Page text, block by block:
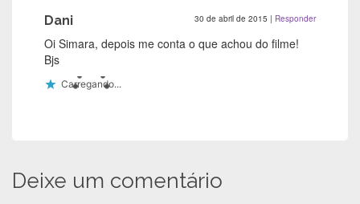
Dani 30 de abril de 2015 | Responder
Oi Simara, depois me conta o que achou do filme!
Bjs
Carregando...
Deixe um comentário